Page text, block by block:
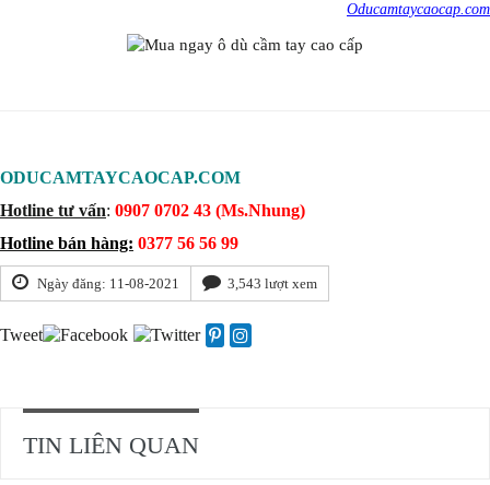
Oducamtaycaocap.com
ODUCAMTAYCAOCAP.COM
Hotline tư vấn: 0907 0702 43 (Ms.Nhung)
Hotline bán hàng: 0377 56 56 99
Ngày đăng: 11-08-2021 3,543 lượt xem
Tweet
TIN LIÊN QUAN